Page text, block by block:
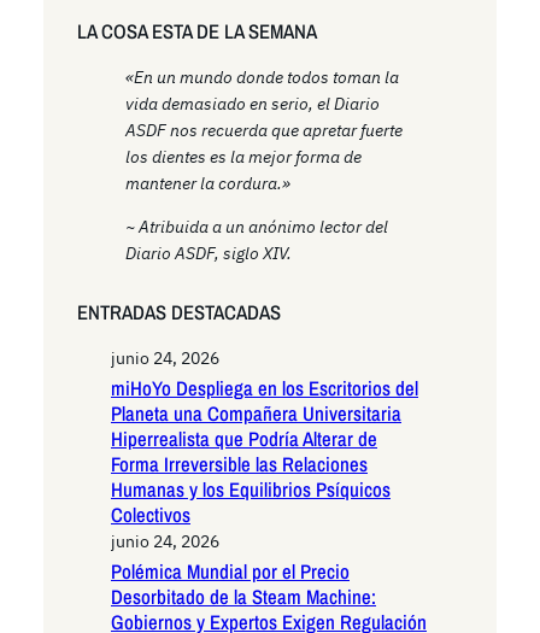
LA COSA ESTA DE LA SEMANA
«En un mundo donde todos toman la
vida demasiado en serio, el Diario
ASDF nos recuerda que apretar fuerte
los dientes es la mejor forma de
mantener la cordura.»
~ Atribuida a un anónimo lector del
Diario ASDF, siglo XIV.
ENTRADAS DESTACADAS
junio 24, 2026
miHoYo Despliega en los Escritorios del
Planeta una Compañera Universitaria
Hiperrealista que Podría Alterar de
Forma Irreversible las Relaciones
Humanas y los Equilibrios Psíquicos
Colectivos
junio 24, 2026
Polémica Mundial por el Precio
Desorbitado de la Steam Machine:
Gobiernos y Expertos Exigen Regulación